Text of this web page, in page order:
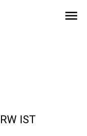
menu
IST